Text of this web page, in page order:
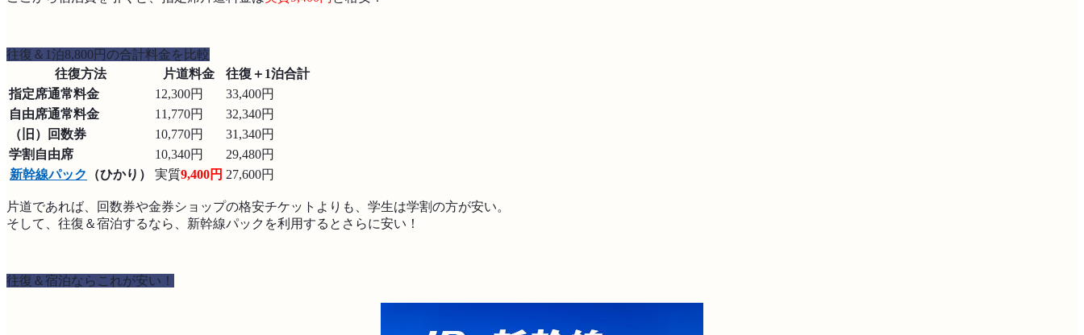
往復＆1泊8,800円の合計料金を比較
往復方法
片道料金
往復＋1泊合計
指定席通常料金
12,300円
33,400円
自由席通常料金
11,770円
32,340円
（旧）回数券
10,770円
31,340円
学割自由席
10,340円
29,480円
新幹線パック
（ひかり） 実質9,400円 27,600円
片道であれば、回数券や金券ショップの格安チケットよりも、学生は学割の方が安い。
そして、往復＆宿泊するなら、新幹線パックを利用するとさらに安い！
往復＆宿泊ならこれが安い！